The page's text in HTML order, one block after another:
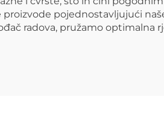
pojednostavljujući
radova, pružamo optimalna